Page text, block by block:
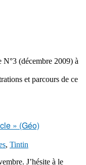
(décembre 2009) à
et parcours de ce
» (Géo)
, Tintin
J’hésite à le